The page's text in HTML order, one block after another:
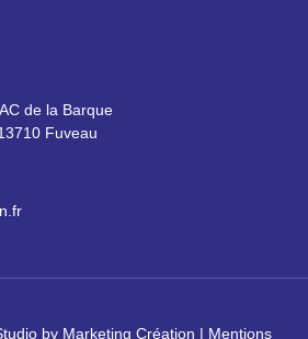
de la Barque
Fuveau
by Marketing Création | Mentions